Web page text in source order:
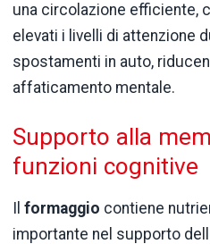
una circolazione efficiente,
elevati i livelli di attenzione
spostamenti in auto,
affaticamento mentale.
Supporto alla
funzioni cognitive
Il formaggio contiene
importante nel supporto